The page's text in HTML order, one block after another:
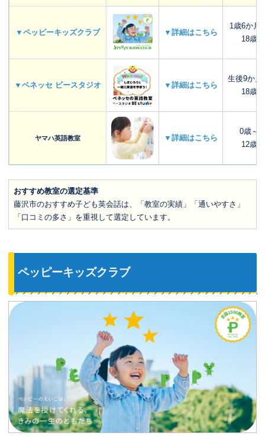
▼ペッピーキッズクラブ ▼詳細はこちら
1歳6か月
18歳
▼ベネッセ ビースタジオ ▼詳細はこちら
生後9か月
18歳
ヤマハ英語教室 ▼詳細はこちら
0歳～
12歳
おすすめ教室の選定基準
藤沢市のおすすめ子ども英会話は、「教室の実績」「通いやすさ」
「口コミの多さ」を重視して選定しています。
ペッピーキッズクラブ